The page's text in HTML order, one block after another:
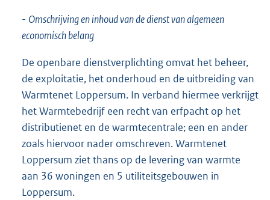
- Omschrijving en inhoud van de dienst van algemeen
economisch belang
De openbare dienstverplichting omvat het beheer,
de exploitatie, het onderhoud en de uitbreiding van
Warmtenet Loppersum. In verband hiermee verkrijgt
het Warmtebedrijf een recht van erfpacht op het
distributienet en de warmtecentrale; een en ander
zoals hiervoor nader omschreven. Warmtenet
Loppersum ziet thans op de levering van warmte
aan 36 woningen en 5 utiliteitsgebouwen in
Loppersum.